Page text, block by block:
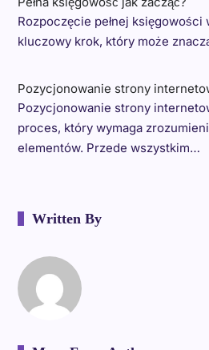
Rozpoczęcie pełnej księgowości
kluczowy krok, który może
Pozycjonowanie strony
Pozycjonowanie strony
proces, który wymaga
elementów. Przede wszystkim…
Written By